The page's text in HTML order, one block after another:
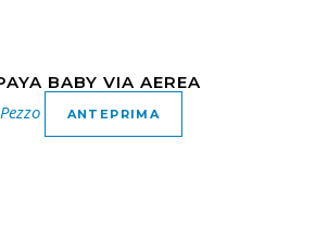
BABY VIA AEREA
ANTEPRIMA